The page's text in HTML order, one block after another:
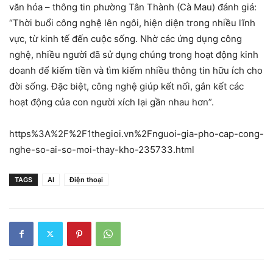
văn hóa – thông tin phường Tân Thành (Cà Mau) đánh giá:
“Thời buổi công nghệ lên ngôi, hiện diện trong nhiều lĩnh
vực, từ kinh tế đến cuộc sống. Nhờ các ứng dụng công
nghệ, nhiều người đã sử dụng chúng trong hoạt động kinh
doanh để kiếm tiền và tìm kiếm nhiều thông tin hữu ích cho
đời sống. Đặc biệt, công nghệ giúp kết nối, gắn kết các
hoạt động của con người xích lại gần nhau hơn”.
https%3A%2F%2F1thegioi.vn%2Fnguoi-gia-pho-cap-cong-
nghe-so-ai-so-moi-thay-kho-235733.html
TAGS AI Điện thoại